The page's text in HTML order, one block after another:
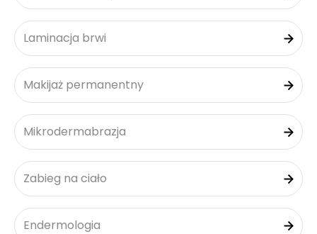
Laminacja brwi
Makijaż permanentny
Mikrodermabrazja
Zabieg na ciało
Endermologia